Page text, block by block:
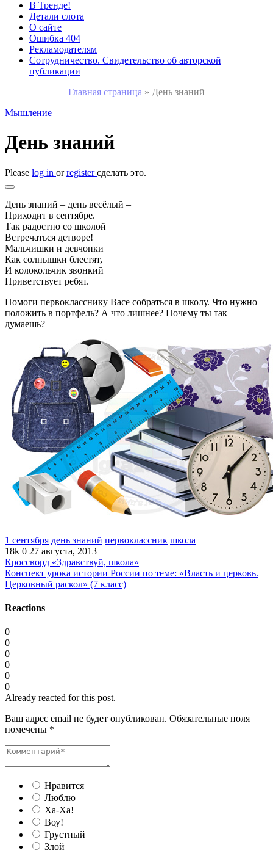
В Тренде!
Детали слота
О сайте
Ошибка 404
Рекламодателям
Сотрудничество. Свидетельство об авторской
публикации
Главная страница » День знаний
Мышление
День знаний
Please log in orregisterсделать это.
День знаний – день весёлый –
Приходит в сентябре.
Так радостно со школой
Встречаться детворе!
Мальчишки и девчонки
Как солнышки блестят,
И колокольчик звонкий
Приветствует ребят.
Помоги первокласснику Васе собраться в школу. Что нужно
положить в портфель? А что лишнее? Почему ты так
думаешь?
1 сентября день знаний первоклассник школа
18k 0 27 августа, 2013
Кроссворд «Здравствуй, школа»
Конспект урока истории России по теме: «Власть и церковь.
Церковный раскол» (7 класс)
Reactions
0
0
0
0
0
0
Already reacted for this post.
Ваш адрес email не будет опубликован. Обязательные поля
помечены *
Нравится
Люблю
Ха-Ха!
Воу!
Грустный
Злой